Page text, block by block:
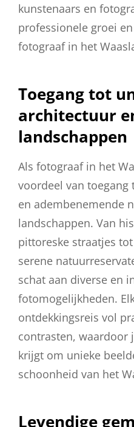
kunstenaars en
professionele groei
fotograaf in het
Toegang tot
architectuur
landschappen
Als fotograaf in het
voordeel van
en adembenemende
landschappen. Van
pittoreske straatjes
serene
schat aan diverse en
fotomogelijkheden.
ontdekkingsreis vol
contrasten, waardoor
krijgt om unieke
schoonheid van het
Levendige